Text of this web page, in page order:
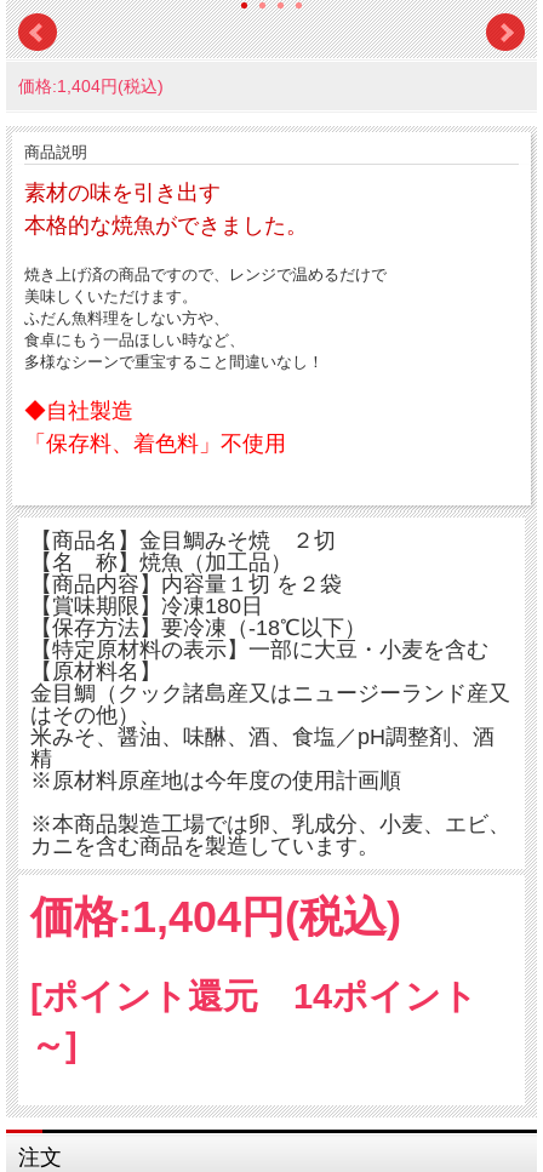
価格:1,404円(税込)
商品説明
素材の味を引き出す
本格的な焼魚ができました。
焼き上げ済の商品ですので、レンジで温めるだけで
美味しくいただけます。
ふだん魚料理をしない方や、
食卓にもう一品ほしい時など、
多様なシーンで重宝すること間違いなし！
◆自社製造
「保存料、着色料」不使用
【商品名】金目鯛みそ焼 ２切
【名 称】焼魚（加工品）
【商品内容】内容量１切 を２袋
【賞味期限】冷凍180日
【保存方法】要冷凍（-18℃以下）
【特定原材料の表示】一部に大豆・小麦を含む
【原材料名】
金目鯛（クック諸島産又はニュージーランド産又
はその他）、
米みそ、醤油、味醂、酒、食塩／pH調整剤、酒
精
※原材料原産地は今年度の使用計画順
※本商品製造工場では卵、乳成分、小麦、エビ、
カニを含む商品を製造しています。
価格:1,404円(税込)
[ポイント還元 14ポイント
～]
注文